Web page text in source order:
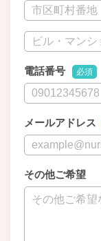
電話番号 必須
メールアドレス
その他ご希望